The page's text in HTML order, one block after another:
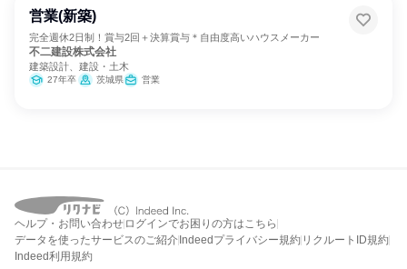
営業(新築)
完全週休2日制！賞与2回＋決算賞与＊自由度高いハウスメーカー
不二建設株式会社
建築設計、建設・土木
27年卒 茨城県 営業
ヘルプ・お問い合わせ ログインでお困りの方はこちら
データを使ったサービスのご紹介 Indeedプライバシー規約 リクルートID規約
Indeed利用規約